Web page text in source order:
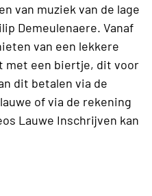
van muziek van de lage
Demeulenaere. Vanaf
van een lekkere
met een biertje, dit voor
dit betalen via de
of via de rekening
Lauwe Inschrijven kan